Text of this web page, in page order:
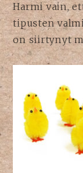
Harmi vain,
tipusten
on siirtynyt